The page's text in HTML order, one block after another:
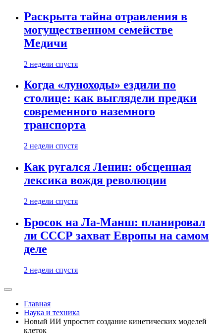
Раскрыта тайна отравления в
могущественном семействе
Медичи
2 недели спустя
Когда «луноходы» ездили по
столице: как выглядели предки
современного наземного
транспорта
2 недели спустя
Как ругался Ленин: обсценная
лексика вождя революции
2 недели спустя
Бросок на Ла-Манш: планировал
ли СССР захват Европы на самом
деле
2 недели спустя
Главная
Наука и техника
Новый ИИ упростит создание кинетических моделей
клеток